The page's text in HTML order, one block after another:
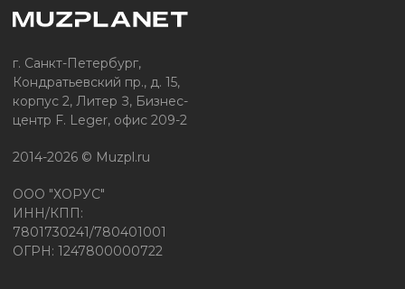
г. Санкт-Петербург,
Кондратьевский пр., д. 15,
корпус 2, Литер З, Бизнес-
центр F. Leger, офис 209-2
2014-2026 © Muzpl.ru
ООО "ХОРУС"
ИНН/КПП:
7801730241/780401001
ОГРН: 1247800000722